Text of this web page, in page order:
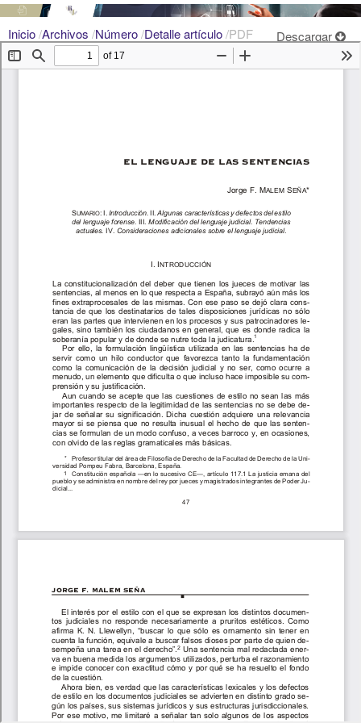
Inicio/Archivos /Número/Detalle artículo/PDF Descargar